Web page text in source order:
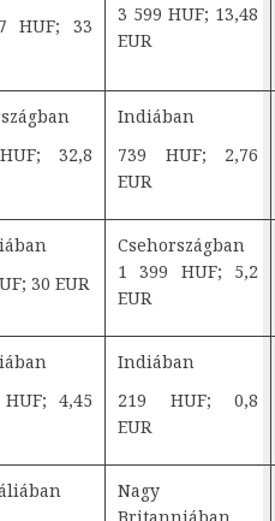
HUF; 33
3 599 HUF; 13,48
EUR
32,8
Indiában
739 HUF; 2,76
EUR
30 EUR
Csehországban
1 399 HUF; 5,2
EUR
4,45
Indiában
219 HUF; 0,8
EUR
Nagy